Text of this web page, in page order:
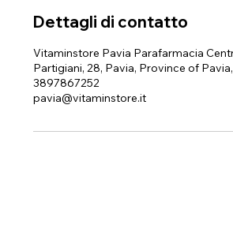
Dettagli di contatto
Vitaminstore Pavia Parafarmacia
Partigiani, 28, Pavia, Province of
3897867252
pavia@vitaminstore.it